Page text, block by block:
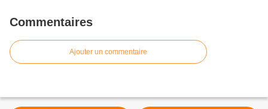
Commentaires
Ajouter un commentaire